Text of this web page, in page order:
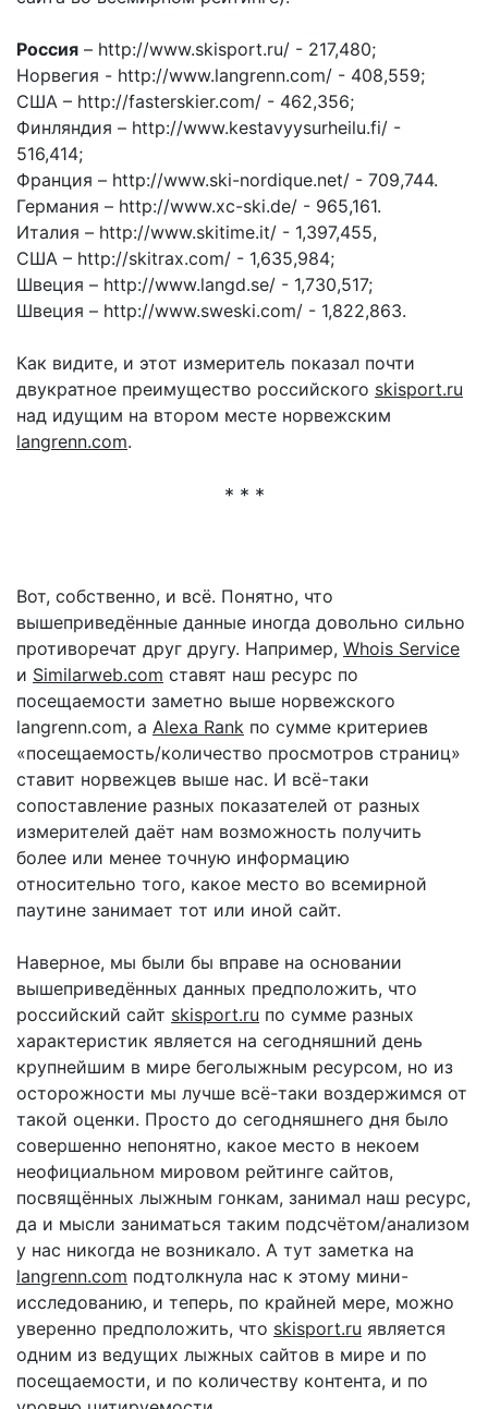
Россия – http://www.skisport.ru/ - 217,480;
Норвегия - http://www.langrenn.com/ - 408,559;
США – http://fasterskier.com/ - 462,356;
Финляндия – http://www.kestavyysurheilu.fi/ -
516,414;
Франция – http://www.ski-nordique.net/ - 709,744.
Германия – http://www.xc-ski.de/ - 965,161.
Италия – http://www.skitime.it/ - 1,397,455,
США – http://skitrax.com/ - 1,635,984;
Швеция – http://www.langd.se/ - 1,730,517;
Швеция – http://www.sweski.com/ - 1,822,863.
Как видите, и этот измеритель показал почти
двукратное преимущество российского skisport.ru
над идущим на втором месте норвежским
langrenn.com.
* * *
Вот, собственно, и всё. Понятно, что
вышеприведённые данные иногда довольно сильно
противоречат друг другу. Например, Whois Service
и Similarweb.com ставят наш ресурс по
посещаемости заметно выше норвежского
langrenn.com, а Alexa Rank по сумме критериев
«посещаемость/количество просмотров страниц»
ставит норвежцев выше нас. И всё-таки
сопоставление разных показателей от разных
измерителей даёт нам возможность получить
более или менее точную информацию
относительно того, какое место во всемирной
паутине занимает тот или иной сайт.
Наверное, мы были бы вправе на основании
вышеприведённых данных предположить, что
российский сайт skisport.ru по сумме разных
характеристик является на сегодняшний день
крупнейшим в мире беголыжным ресурсом, но из
осторожности мы лучше всё-таки воздержимся от
такой оценки. Просто до сегодняшнего дня было
совершенно непонятно, какое место в некоем
неофициальном мировом рейтинге сайтов,
посвящённых лыжным гонкам, занимал наш ресурс,
да и мысли заниматься таким подсчётом/анализом
у нас никогда не возникало. А тут заметка на
langrenn.com подтолкнула нас к этому мини-
исследованию, и теперь, по крайней мере, можно
уверенно предположить, что skisport.ru является
одним из ведущих лыжных сайтов в мире и по
посещаемости, и по количеству контента, и по